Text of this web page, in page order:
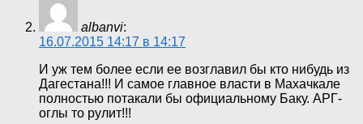
albanvi:
16.07.2015 14:17 в 14:17
И уж тем более если ее возглавил бы кто нибудь из
Дагестана!!! И самое главное власти в Махачкале
полностью потакали бы официальному Баку. АРГ-
оглы то рулит!!!